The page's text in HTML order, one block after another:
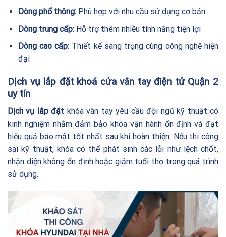
Dòng phổ thông:Phù hợp với nhu cầu sử dụng cơ bản
Dòng trung cấp:Hỗ trợ thêm nhiều tính năng tiện lợi
Dòng cao cấp: Thiết kế sang trọng cùng công nghệ hiện
đại
Dịch vụ lắp đặt khoá cửa vân tay điện tử Quận 2
uy tín
Dịch vụ lắp đặt khóa vân tay yêu cầu đội ngũ kỹ thuật có
kinh nghiệm nhằm đảm bảo khóa vận hành ổn định và đạt
hiệu quả bảo mật tốt nhất sau khi hoàn thiện. Nếu thi công
sai kỹ thuật, khóa có thể phát sinh các lỗi như lệch chốt,
nhận diện không ổn định hoặc giảm tuổi thọ trong quá trình
sử dụng.